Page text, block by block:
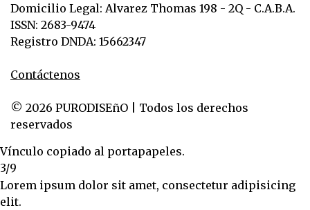
Domicilio Legal: Alvarez Thomas 198 - 2Q - C.A.B.A.
ISSN: 2683-9474
Registro DNDA: 15662347
Contáctenos
© 2026 PURODISEñO | Todos los derechos
reservados
Vínculo copiado al portapapeles.
3/9
Lorem ipsum dolor sit amet, consectetur adipisicing
elit.